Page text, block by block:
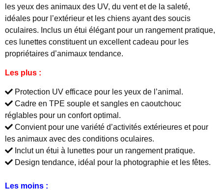
les yeux des animaux des UV, du vent et de la saleté,
idéales pour l’extérieur et les chiens ayant des soucis
oculaires. Inclus un étui élégant pour un rangement pratique,
ces lunettes constituent un excellent cadeau pour les
propriétaires d’animaux tendance.
Les plus :
Protection UV efficace pour les yeux de l’animal.
Cadre en TPE souple et sangles en caoutchouc
réglables pour un confort optimal.
Convient pour une variété d’activités extérieures et pour
les animaux avec des conditions oculaires.
Inclut un étui à lunettes pour un rangement pratique.
Design tendance, idéal pour la photographie et les fêtes.
Les moins :